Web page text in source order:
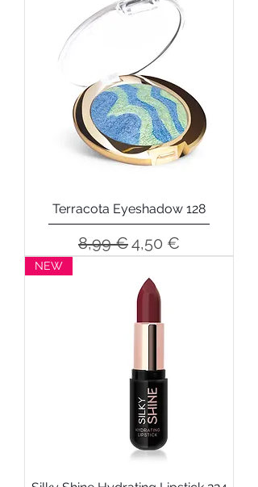
Terracota Eyeshadow 128
Precio
8,99 €Precio de oferta
4,50 €
NEW